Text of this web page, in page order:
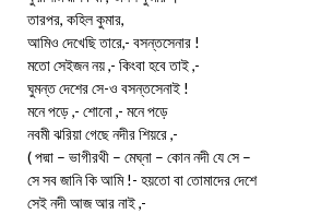
তারপর, কহিল কুমার,
আমিও দেখেছি তারে,- বসন্তসেনার !
মতো সেইজন নয় ,- কিংবা হবে তাই ,-
ঘুমন্ত দেশের সে-ও বসন্তসেনাই !
মনে পড়ে ,- শোনো ,- মনে পড়ে
নবমী ঝরিয়া গেছে নদীর শিয়রে ,-
( পদ্মা – ভাগীরথী – মেঘ্না – কোন নদী যে সে –
সে সব জানি কি আমি !- হয়তো বা তোমাদের দেশে
সেই নদী আজ আর নাই ,-